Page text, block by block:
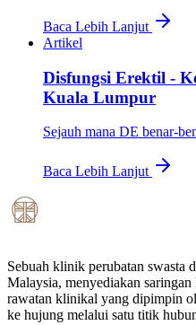
Baca Lebih Lanjut
Artikel
Disfungsi Erektil -
Kuala Lumpur
Sejauh mana DE benar-
Baca Lebih Lanjut
Sebuah klinik perubatan swasta
Malaysia, menyediakan
rawatan klinikal yang dipimpin
ke hujung melalui satu titik